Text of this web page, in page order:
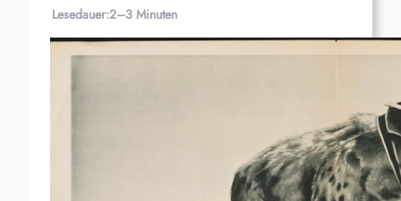
Lesedauer:2–3 Minuten